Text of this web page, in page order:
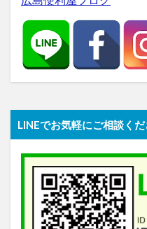
LINEでお気軽にご相談くだ